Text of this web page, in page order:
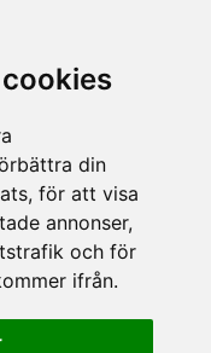
din
för att visa
annonser,
och för
ifrån.